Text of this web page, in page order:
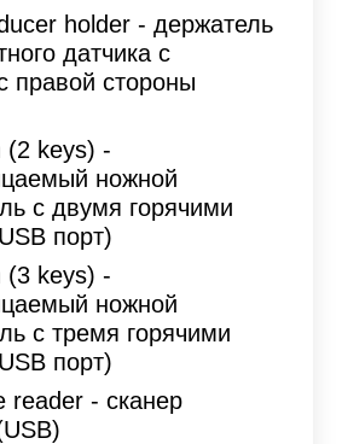
holder - держатель
датчика с
правой стороны
(2 keys) -
ножной
с двумя горячими
порт)
(3 keys) -
ножной
с тремя горячими
порт)
reader - сканер